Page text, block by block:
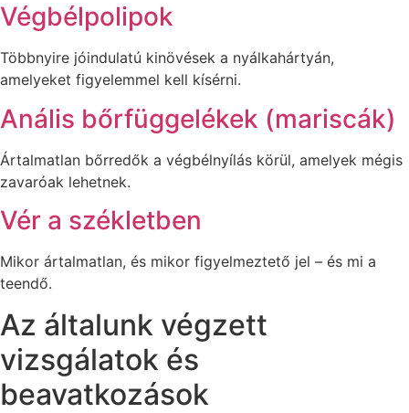
Végbélpolipok
Többnyire jóindulatú kinövések a nyálkahártyán,
amelyeket figyelemmel kell kísérni.
Anális bőrfüggelékek (mariscák)
Ártalmatlan bőrredők a végbélnyílás körül, amelyek mégis
zavaróak lehetnek.
Vér a székletben
Mikor ártalmatlan, és mikor figyelmeztető jel – és mi a
teendő.
Az általunk végzett
vizsgálatok és
beavatkozások